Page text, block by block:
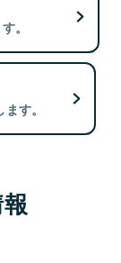
。
す。